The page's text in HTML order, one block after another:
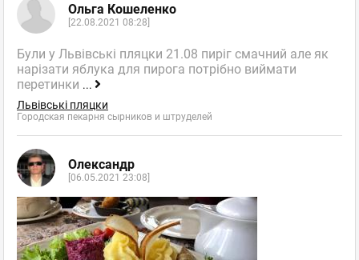
Ольга Кошеленко
[22.08.2021 08:28]
Були у Львівські пляцки 21.08 пиріг смачний але як
нарізати яблука для пирога потрібно виймати
перетинки ...
Львівські пляцки
Городская пекарня сырников и штруделей
Олександр
[06.05.2021 23:08]